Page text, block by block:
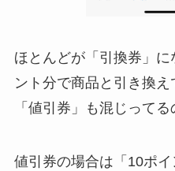
ほとんどが「引換券」
ント分で商品と引き換
「値引券」も混じってる
値引券の場合は「10ポ